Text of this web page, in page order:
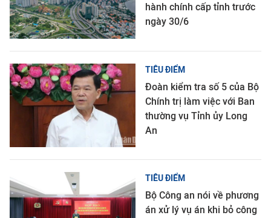
hành chính cấp tỉnh trước
ngày 30/6
TIÊU ĐIỂM
Đoàn kiểm tra số 5 của Bộ
Chính trị làm việc với Ban
thường vụ Tỉnh ủy Long
An
TIÊU ĐIỂM
Bộ Công an nói về phương
án xử lý vụ án khi bỏ công